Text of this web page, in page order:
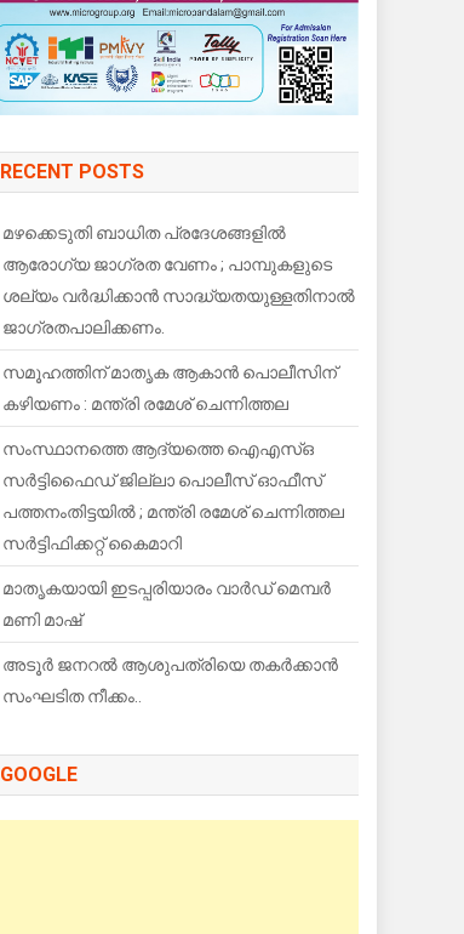
RECENT POSTS
മഴക്കെടുതി ബാധിത പ്രദേശങ്ങളിൽ
ആരോഗ്യ ജാഗ്രത വേണം ; പാമ്പുകളുടെ
ശല്യം വർദ്ധിക്കാൻ സാദ്ധ്യതയുള്ളതിനാൽ
ജാഗ്രതപാലിക്കണം.
സമൂഹത്തിന് മാതൃക ആകാൻ പൊലീസിന്
കഴിയണം : മന്ത്രി രമേശ് ചെന്നിത്തല
സംസ്ഥാനത്തെ ആദ്യത്തെ ഐഎസ്ഒ
സർട്ടിഫൈഡ് ജില്ലാ പൊലീസ് ഓഫീസ്
പത്തനംതിട്ടയിൽ ; മന്ത്രി രമേശ് ചെന്നിത്തല
സർട്ടിഫിക്കറ്റ് കൈമാറി
മാതൃകയായി ഇടപ്പരിയാരം വാർഡ് മെമ്പർ
മണി മാഷ്
അടൂർ ജനറൽ ആശുപത്രിയെ തകർക്കാൻ
സംഘടിത നീക്കം..
GOOGLE